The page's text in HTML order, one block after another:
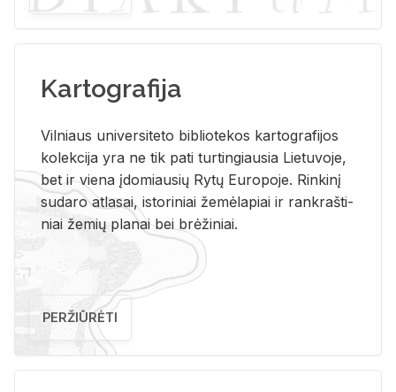
Kartografija
Vil­niaus uni­ver­si­te­to bi­b­lio­te­kos kar­to­gra­fi­jos
ko­lek­ci­ja yra ne tik pati tur­tin­giau­sia Lie­tu­vo­je,
bet ir vie­na įdo­miau­sių Rytų Eu­ro­po­je. Rin­ki­nį
su­da­ro at­la­sai, is­to­ri­niai že­mė­la­piai ir rank­raš­ti­
niai že­mių pla­nai bei brė­ži­niai.
PERŽIŪRĖTI